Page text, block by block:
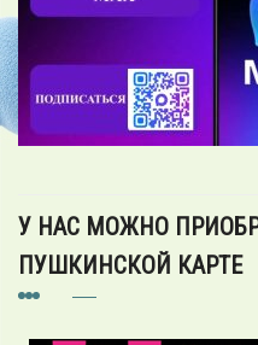
У НАС МОЖНО
ПУШКИНСКОЙ КАРТЕ